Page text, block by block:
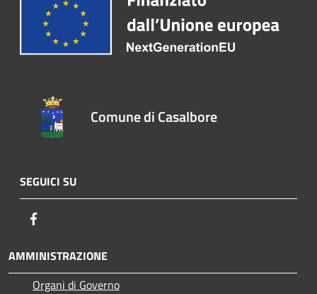
Comune di Casalbore
SEGUICI SU
AMMINISTRAZIONE
Organi di Governo